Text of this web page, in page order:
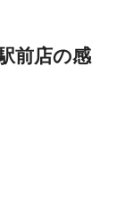
前店の感